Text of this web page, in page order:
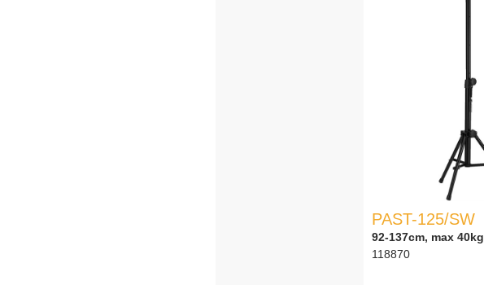
PAST-125/SW
92-137cm, max 40kg
118870